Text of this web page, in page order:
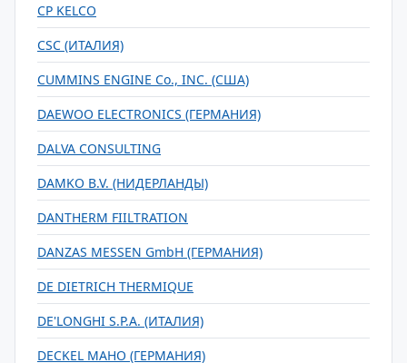
CP KELCO
CSC (ИТАЛИЯ)
CUMMINS ENGINE Co., INC. (США)
DAEWOO ELECTRONICS (ГЕРМАНИЯ)
DALVA CONSULTING
DAMKO B.V. (НИДЕРЛАНДЫ)
DANTHERM FIILTRATION
DANZAS MESSEN GmbH (ГЕРМАНИЯ)
DE DIETRICH THERMIQUE
DE'LONGHI S.P.A. (ИТАЛИЯ)
DECKEL MAHO (ГЕРМАНИЯ)